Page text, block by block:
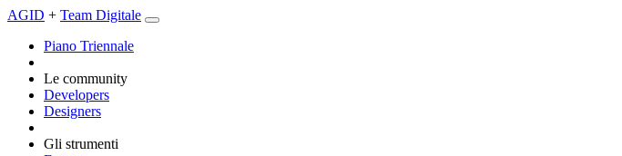
AGID + Team Digitale
Piano Triennale
Le community
Developers
Designers
Gli strumenti